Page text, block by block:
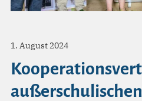
1. August 2024